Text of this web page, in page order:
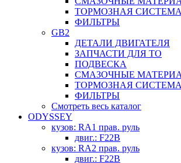
ТОРМОЗНАЯ СИСТЕМА
ФИЛЬТРЫ
GB2
ДЕТАЛИ ДВИГАТЕЛЯ
ЗАПЧАСТИ ДЛЯ ТО
ПОДВЕСКА
СМАЗОЧНЫЕ
ТОРМОЗНАЯ СИСТЕМА
ФИЛЬТРЫ
Смотреть весь каталог
ODYSSEY
кузов: RA1 прав. руль
двиг.: F22B
кузов: RA2 прав. руль
двиг.: F22B